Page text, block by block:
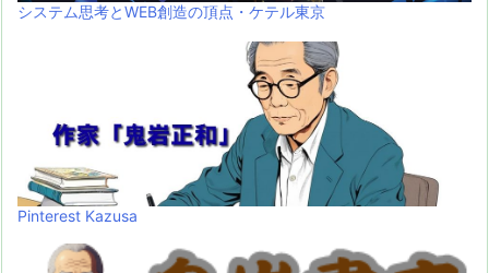
システム思考とWEB創造の頂点・ケテル東京
Pinterest Kazusa